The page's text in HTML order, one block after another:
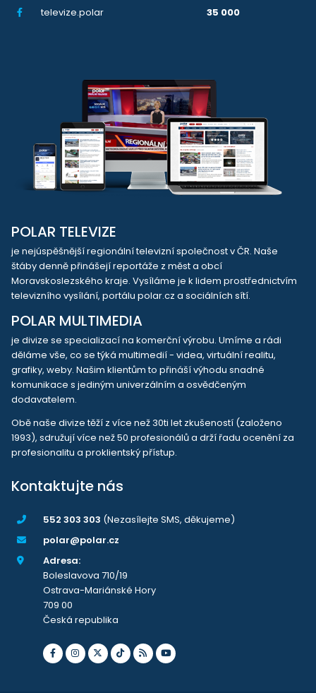
televize.polar
35 000
POLAR TELEVIZE
je nejúspěšnější regionální televizní společnost v ČR. Naše
štáby denně přinášejí reportáže z měst a obcí
Moravskoslezského kraje. Vysíláme je k lidem prostřednictvím
televizního vysílání, portálu polar.cz a sociálních sítí.
POLAR MULTIMEDIA
je divize se specializací na komerční výrobu. Umíme a rádi
děláme vše, co se týká multimedií - videa, virtuální realitu,
grafiky, weby. Našim klientům to přináší výhodu snadné
komunikace s jediným univerzálním a osvědčeným
dodavatelem.
Obě naše divize těží z více než 30ti let zkušeností (založeno
1993), sdružují více než 50 profesionálů a drží řadu ocenění za
profesionalitu a proklientský přístup.
Kontaktujte nás
552 303 303 (Nezasílejte SMS, děkujeme)
polar@polar.cz
Adresa:
Boleslavova 710/19
Ostrava-Mariánské Hory
709 00
Česká republika